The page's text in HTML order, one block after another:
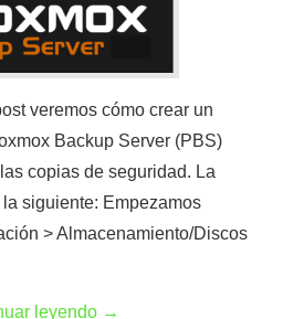
veremos cómo crear un
Backup Server (PBS)
copias de seguridad. La
siguiente: Empezamos
> Almacenamiento/Discos
leyendo →